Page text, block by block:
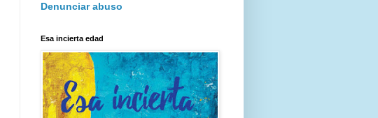
Denunciar abuso
Esa incierta edad